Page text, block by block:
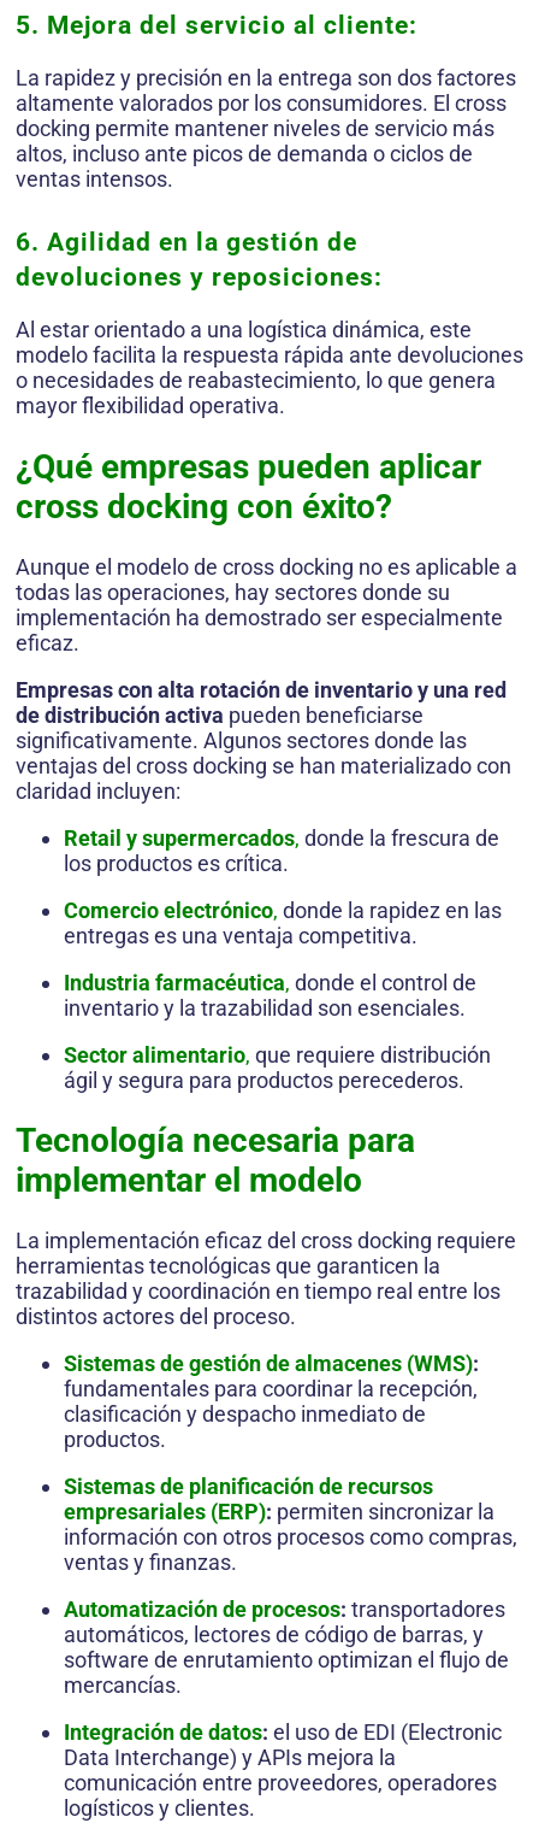
5. Mejora del servicio al cliente:
La rapidez y precisión en la entrega son dos factores
altamente valorados por los consumidores. El cross
docking permite mantener niveles de servicio más
altos, incluso ante picos de demanda o ciclos de
ventas intensos.
6. Agilidad en la gestión de
devoluciones y reposiciones:
Al estar orientado a una logística dinámica, este
modelo facilita la respuesta rápida ante devoluciones
o necesidades de reabastecimiento, lo que genera
mayor flexibilidad operativa.
¿Qué empresas pueden aplicar
cross docking con éxito?
Aunque el modelo de cross docking no es aplicable a
todas las operaciones, hay sectores donde su
implementación ha demostrado ser especialmente
eficaz.
Empresas con alta rotación de inventario y una red
de distribución activa pueden beneficiarse
significativamente. Algunos sectores donde las
ventajas del cross docking se han materializado con
claridad incluyen:
Retail y supermercados, donde la frescura de
los productos es crítica.
Comercio electrónico, donde la rapidez en las
entregas es una ventaja competitiva.
Industria farmacéutica, donde el control de
inventario y la trazabilidad son esenciales.
Sector alimentario, que requiere distribución
ágil y segura para productos perecederos.
Tecnología necesaria para
implementar el modelo
La implementación eficaz del cross docking requiere
herramientas tecnológicas que garanticen la
trazabilidad y coordinación en tiempo real entre los
distintos actores del proceso.
Sistemas de gestión de almacenes (WMS):
fundamentales para coordinar la recepción,
clasificación y despacho inmediato de
productos.
Sistemas de planificación de recursos
empresariales (ERP): permiten sincronizar la
información con otros procesos como compras,
ventas y finanzas.
Automatización de procesos: transportadores
automáticos, lectores de código de barras, y
software de enrutamiento optimizan el flujo de
mercancías.
Integración de datos: el uso de EDI (Electronic
Data Interchange) y APIs mejora la
comunicación entre proveedores, operadores
logísticos y clientes.